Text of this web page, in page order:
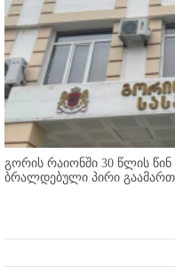
გორის რაიონში 30 წლის
ბრალდებული პირი